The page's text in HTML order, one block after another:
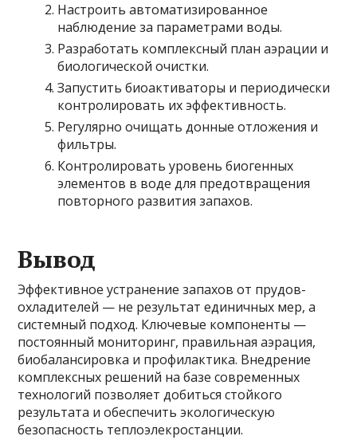
Настроить автоматизированное
наблюдение за параметрами воды.
Разработать комплексный план аэрации и
биологической очистки.
Запустить биоактиваторы и периодически
контролировать их эффективность.
Регулярно очищать донные отложения и
фильтры.
Контролировать уровень биогенных
элементов в воде для предотвращения
повторного развития запахов.
Вывод
Эффективное устранение запахов от прудов-
охладителей — не результат единичных мер, а
системный подход. Ключевые компоненты —
постоянный мониторинг, правильная аэрация,
биобалансировка и профилактика. Внедрение
комплексных решений на базе современных
технологий позволяет добиться стойкого
результата и обеспечить экологическую
безопасность теплоэлекростанции.